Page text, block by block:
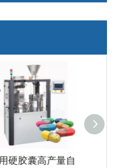
2500孔板式回